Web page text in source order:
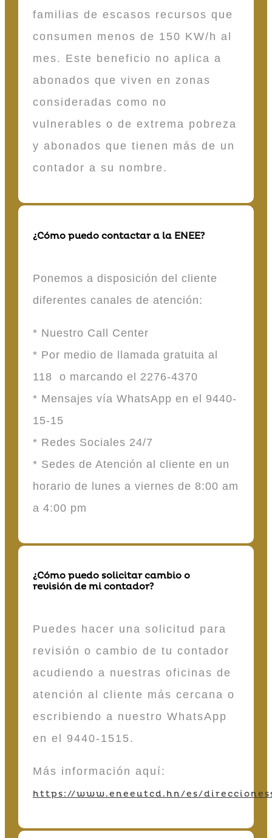
familias de escasos recursos que
consumen menos de 150 KW/h al
mes. Este beneficio no aplica a
abonados que viven en zonas
consideradas como no
vulnerables o de extrema pobreza
y abonados que tienen más de un
contador a su nombre.
¿Cómo puedo contactar a la ENEE?
Ponemos a disposición del cliente
diferentes canales de atención:
* Nuestro Call Center
* Por medio de llamada gratuita al
118 o marcando el 2276-4370
* Mensajes vía WhatsApp en el 9440-
15-15
* Redes Sociales 24/7
* Sedes de Atención al cliente en un
horario de lunes a viernes de 8:00 am
a 4:00 pm
¿Cómo puedo solicitar cambio o
revisión de mi contador?
Puedes hacer una solicitud para
revisión o cambio de tu contador
acudiendo a nuestras oficinas de
atención al cliente más cercana o
escribiendo a nuestro WhatsApp
en el 9440-1515.
Más información aquí:
https://www.eneeutcd.hn/es/